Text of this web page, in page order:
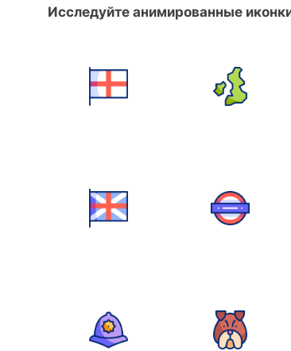
Исследуйте анимированные